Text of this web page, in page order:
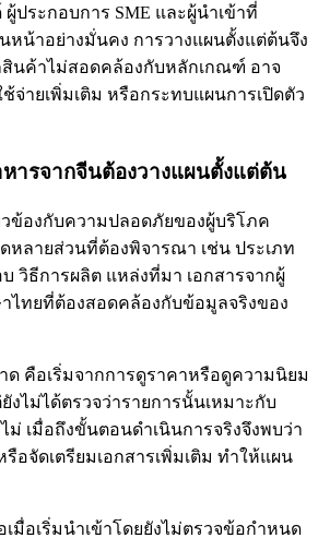
ประกอบการ SME และผู้นำเข้าที่
หน้าอย่างมั่นคง การวางแผนตั้งแต่ต้นจึง
นค้าไม่สอดคล้องกับหลักเกณฑ์ อาจ
ช้จ่ายเพิ่มเติม หรือกระทบแผนการเปิดตัว
ารจากจีนต้องวางแผนตั้งแต่ต้น
ข้องกับความปลอดภัยของผู้บริโภค
หลายส่วนที่ต้องพิจารณา เช่น ประเภท
วิธีการผลิต แหล่งที่มา เอกสารจากผู้
ไทยที่ต้องสอดคล้องกับข้อมูลจริงของ
คือเริ่มจากการดูราคาหรือดูความนิยม
งไม่ได้ตรวจว่ารายการนั้นเหมาะกับ
ม่ เมื่อถึงขั้นตอนดำเนินการจริงจึงพบว่า
อจัดเตรียมเอกสารเพิ่มเติม ทำให้แผน
เมื่อเริ่มนำเข้าโดยยังไม่ตรวจข้อกำหนด